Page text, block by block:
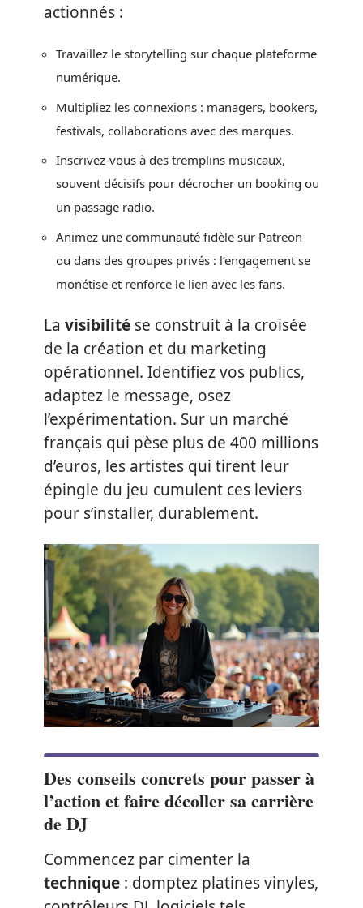
actionnés :
Travaillez le storytelling sur chaque plateforme
numérique.
Multipliez les connexions : managers, bookers,
festivals, collaborations avec des marques.
Inscrivez-vous à des tremplins musicaux,
souvent décisifs pour décrocher un booking ou
un passage radio.
Animez une communauté fidèle sur Patreon
ou dans des groupes privés : l’engagement se
monétise et renforce le lien avec les fans.
La visibilité se construit à la croisée
de la création et du marketing
opérationnel. Identifiez vos publics,
adaptez le message, osez
l’expérimentation. Sur un marché
français qui pèse plus de 400 millions
d’euros, les artistes qui tirent leur
épingle du jeu cumulent ces leviers
pour s’installer, durablement.
Des conseils concrets pour passer à
l’action et faire décoller sa carrière
de DJ
Commencez par cimenter la
technique : domptez platines vinyles,